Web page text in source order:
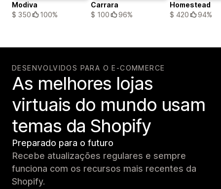
Modiva
$ 350
100%
Carrara
$ 100
96%
Homestead
$ 420
94%
DESENVOLVIDOS PARA O E-COMMERCE
As melhores lojas
virtuais do mundo usam
temas da Shopify
Preparado para o futuro
Recebe atualizações regulares e sempre
funciona com os recursos mais recentes da
Shopify.